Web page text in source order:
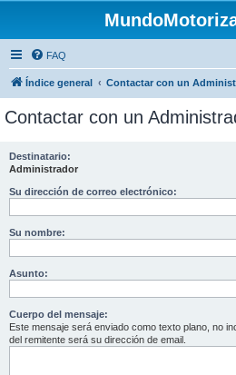
FAQ
Índice general Contactar con un
Contactar con un
Destinatario:
Administrador
Su dirección de correo electrónico:
Su nombre:
Asunto:
Cuerpo del mensaje:
Este mensaje será enviado como texto plano, no
del remitente será su dirección de email.